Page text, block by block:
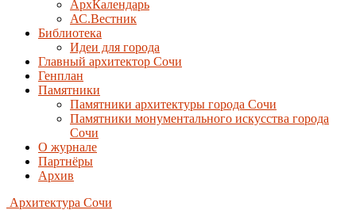
АрхКалендарь
АС.Вестник
Библиотека
Идеи для города
Главный архитектор Сочи
Генплан
Памятники
Памятники архитектуры города Сочи
Памятники монументального искусства города
Сочи
О журнале
Партнёры
Архив
Архитектура Сочи